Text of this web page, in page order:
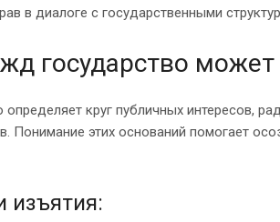
в диалоге с государственными
государство
определяет круг публичных интересов,
Понимание этих оснований помогает
изъятия: